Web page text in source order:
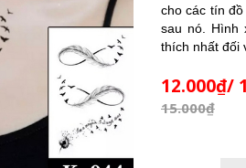
cho các tín
sau nó. Hình
thích nhất đối
12.000₫/
15.000₫